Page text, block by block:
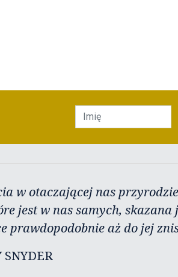
w otaczającej nas
jest w nas samych, skazana
prawdopodobnie aż do jej
SNYDER